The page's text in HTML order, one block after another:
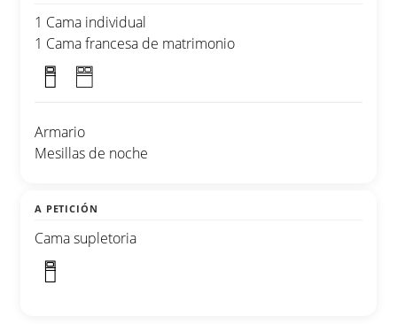
1 Cama individual
1 Cama francesa de matrimonio
Armario
Mesillas de noche
A PETICIÓN
Cama supletoria